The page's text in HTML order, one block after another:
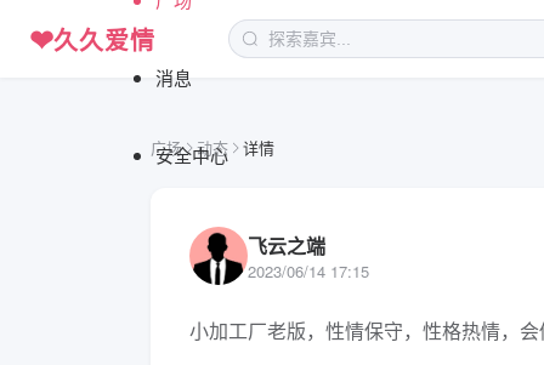
❤久久爱情
消息
安全中心
广场 动态 详情
飞云之端
2023/06/14 17:15
小加工厂老版，性情保守，性格热情，